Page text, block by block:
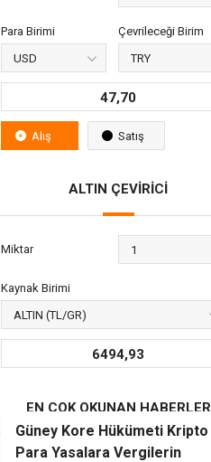
Para Birimi Çevrileceği Birim
47,70
Alış Satış
ALTIN ÇEVİRİCİ
Miktar
Kaynak Birimi
6494,93
EN ÇOK OKUNAN HABERLER
Güney Kore Hükümeti Kripto
Para Yasalara Vergilerin